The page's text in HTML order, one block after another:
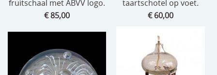
fruitschaal met ABVV logo.
€ 85,00
taartschotel op voet.
€ 60,00